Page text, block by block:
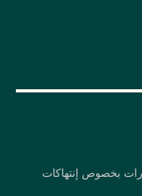
بخصوص إنتهاكات